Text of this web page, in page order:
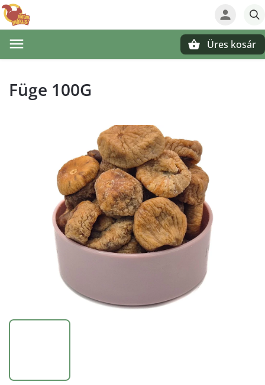
Üres kosár
Füge 100G